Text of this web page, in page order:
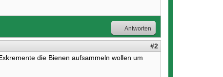
Antworten
#2
die Bienen aufsammeln wollen um